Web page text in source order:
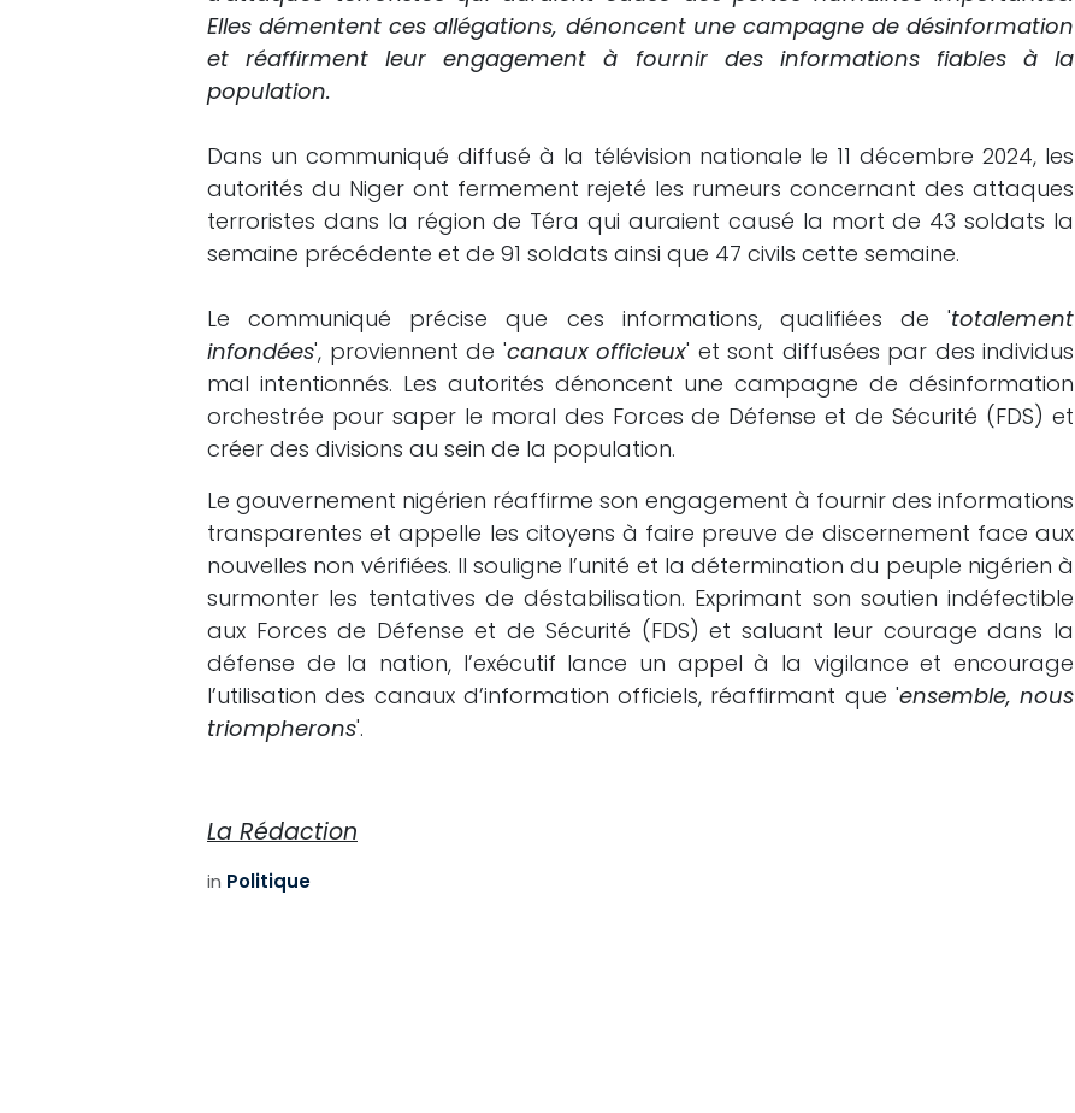
Elles démentent ces allégations, dénoncent une campagne de désinformation
et réaffirment leur engagement à fournir des informations fiables à la
population.
Dans un communiqué diffusé à la télévision nationale le 11 décembre 2024, les
autorités du Niger ont fermement rejeté les rumeurs concernant des attaques
terroristes dans la région de Téra qui auraient causé la mort de 43 soldats la
semaine précédente et de 91 soldats ainsi que 47 civils cette semaine.
Le communiqué précise que ces informations, qualifiées de 'totalement
infondées', proviennent de 'canaux officieux' et sont diffusées par des individus
mal intentionnés. Les autorités dénoncent une campagne de désinformation
orchestrée pour saper le moral des Forces de Défense et de Sécurité (FDS) et
créer des divisions au sein de la population.
Le gouvernement nigérien réaffirme son engagement à fournir des informations
transparentes et appelle les citoyens à faire preuve de discernement face aux
nouvelles non vérifiées. Il souligne l’unité et la détermination du peuple nigérien à
surmonter les tentatives de déstabilisation. Exprimant son soutien indéfectible
aux Forces de Défense et de Sécurité (FDS) et saluant leur courage dans la
défense de la nation, l’exécutif lance un appel à la vigilance et encourage
l’utilisation des canaux d’information officiels, réaffirmant que 'ensemble, nous
triompherons'.
La Rédaction
in Politique